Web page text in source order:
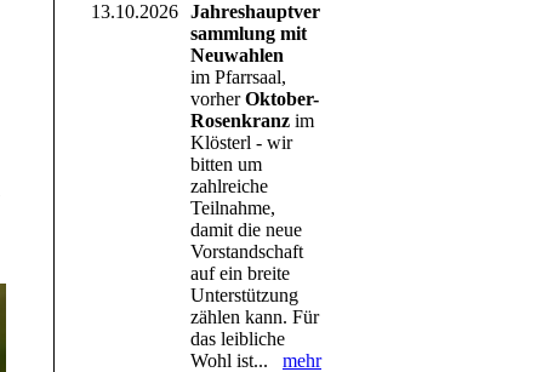
13.10.2026 Jahreshauptver
sammlung mit
Neuwahlen
im Pfarrsaal,
vorherOktober-
Rosenkranz im
Klösterl - wir
bitten um
zahlreiche
Teilnahme,
damit die neue
Vorstandschaft
auf ein breite
Unterstützung
zählen kann. Für
das leibliche
Wohl ist... mehr